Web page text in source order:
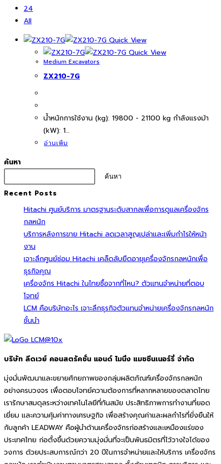
24
All
Quick View
Quick View
Medium Excavators
ZX210-7G
นํ้าหนักการใช้งาน (kg): 19800 - 21100 kg กำลังแรงม้า
(kW): 1…
อ่านเพิ่ม
ค้นหา
ค้นหา
Recent Posts
Hitachi ศูนย์บริการ มาตรฐานระดับสากลเพื่อการดูแลเครื่องจักร
กลหนัก
บริการหลังการขาย Hitachi ลดเวลาสูญเปล่าและเพิ่มกำไรให้หน้า
งาน
เจาะลึกศูนย์ซ่อม Hitachi เคล็ดลับยืดอายุเครื่องจักรกลหนักเพื่อ
ธุรกิจคุณ
เครื่องจักร Hitachi ในไทยซื้อจากที่ไหน? ตัวแทนจำหน่ายที่ตอบ
โจทย์
LCM คือบริษัทอะไร เจาะลึกธุรกิจตัวแทนจำหน่ายเครื่องจักรกลหนัก
ชั้นนำ
บริษัท ลีดเวย์ คอนสตรัคชั่น แอนด์ ไมนิ่ง แมชชีนเนอร์รี่ จำกัด
มุ่งมั่นพัฒนาและขยายศักยภาพของกลุ่มผลิตภัณฑ์เครื่องจักรกลหนัก
อย่างครบวงจร เพื่อตอบโจทย์ความต้องการที่หลากหลายของตลาดไทย
เรารักษาสมดุลระหว่างเทคโนโลยีที่ทันสมัย ประสิทธิภาพการทำงานที่ยอด
เยี่ยม และความคุ้มค่าทางเศรษฐกิจ เพื่อสร้างคุณค่าและผลกำไรที่ยั่งยืนให้
กับลูกค้า LEADWAY คือผู้นำด้านเครื่องจักรก่อสร้างและเหมืองแร่ของ
ประเทศไทย ก่อตั้งขึ้นด้วยความมุ่งมั่นที่จะเป็นพันธมิตรที่ไว้วางใจได้ของ
วงการ ด้วยประสบการณ์กว่า 20 ปีในการจำหน่ายและให้บริการ เครื่องจักร